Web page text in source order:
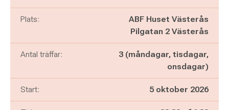
Plats:
ABF Huset Västerås
Pilgatan 2 Västerås
Antal träffar:
3 (måndagar, tisdagar,
onsdagar)
Start: 5 oktober 2026